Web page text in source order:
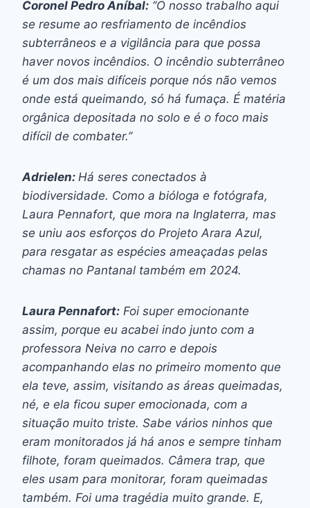
Coronel Pedro Aníbal: ‘’O nosso trabalho aqui
se resume ao resfriamento de incêndios
subterrâneos e a vigilância para que possa
haver novos incêndios. O incêndio subterrâneo
é um dos mais difíceis porque nós não vemos
onde está queimando, só há fumaça. É matéria
orgânica depositada no solo e é o foco mais
difícil de combater.’’
Adrielen: Há seres conectados à
biodiversidade. Como a bióloga e fotógrafa,
Laura Pennafort, que mora na Inglaterra, mas
se uniu aos esforços do Projeto Arara Azul,
para resgatar as espécies ameaçadas pelas
chamas no Pantanal também em 2024.
Laura Pennafort: Foi super emocionante
assim, porque eu acabei indo junto com a
professora Neiva no carro e depois
acompanhando elas no primeiro momento que
ela teve, assim, visitando as áreas queimadas,
né, e ela ficou super emocionada, com a
situação muito triste. Sabe vários ninhos que
eram monitorados já há anos e sempre tinham
filhote, foram queimados. Câmera trap, que
eles usam para monitorar, foram queimadas
também. Foi uma tragédia muito grande. E,